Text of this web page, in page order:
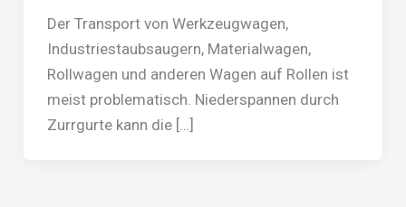
Der Transport von Werkzeugwagen,
Industriestaubsaugern, Materialwagen,
Rollwagen und anderen Wagen auf Rollen ist
meist problematisch. Niederspannen durch
Zurrgurte kann die […]